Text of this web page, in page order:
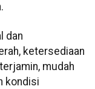
dan
ketersediaan
mudah
kondisi